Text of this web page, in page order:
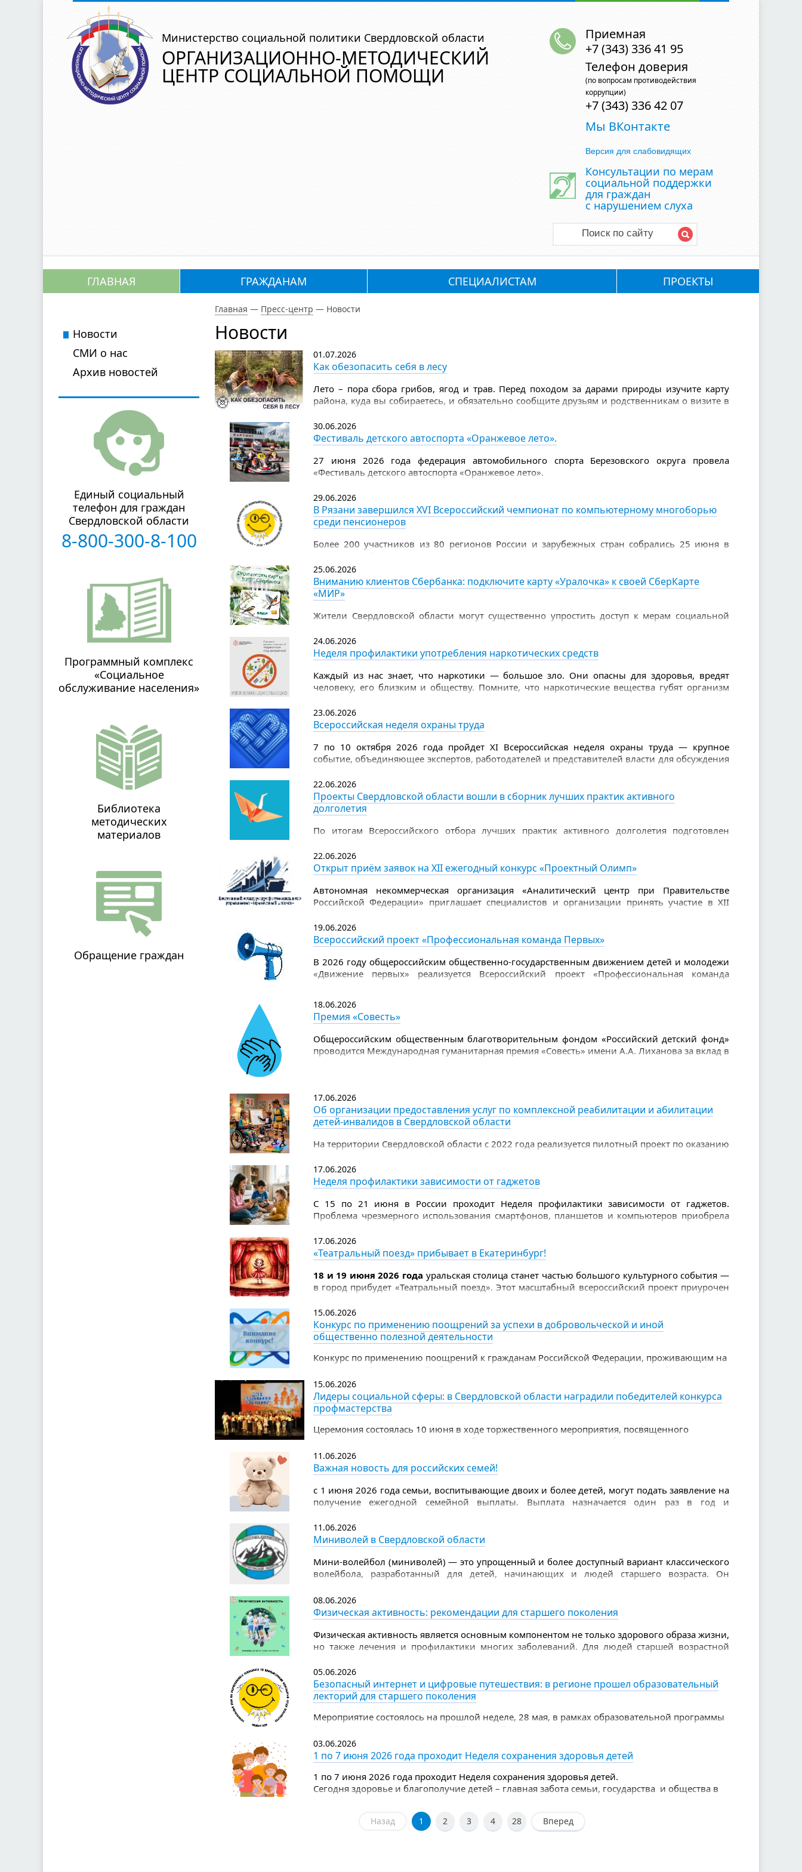
Министерство социальной политики Свердловской области
ОРГАНИЗАЦИОННО-МЕТОДИЧЕСКИЙ
ЦЕНТР СОЦИАЛЬНОЙ ПОМОЩИ
Приемная
+7 (343) 336 41 95
Телефон доверия
(по вопросам противодействия
коррупции)
+7 (343) 336 42 07
Мы ВКонтакте
Версия для слабовидящих
Консультации по мерам
социальной поддержки
для граждан
с нарушением слуха
Поиск по сайту
ГЛАВНАЯ ГРАЖДАНАМ СПЕЦИАЛИСТАМ ПРОЕКТЫ
Главная — Пресс-центр — Новости
Новости
01.07.2026
Как обезопасить себя в лесу
Лето – пора сбора грибов, ягод и трав. Перед походом за дарами природы изучите карту
района, куда вы собираетесь, и обязательно сообщите друзьям и родственникам о визите в
дождевик, лекарства, которые вы ежедневно принимаете (их нужно брать с собой с запасом
на 2–3 дня), еще положите пару пластырей, аэрозоль от насекомых, свисток, нож, фонарик.
Надевайте в лес всегда яркую одежду с длинными рукавами, так вы будете заметнее.
30.06.2026
Фестиваль детского автоспорта «Оранжевое лето».
27 июня 2026 года федерация автомобильного спорта Березовского округа провела
«Фестиваль детского автоспорта «Оранжевое лето».
29.06.2026
В Рязани завершился XVI Всероссийский чемпионат по компьютерному многоборью
среди пенсионеров
Более 200 участников из 80 регионов России и зарубежных стран собрались 25 июня в
чемпионата по компьютерному многоборью среди пенсионеров.
25.06.2026
Вниманию клиентов Сбербанка: подключите карту «Уралочка» к своей СберКарте
«МИР»
Жители Свердловской области могут существенно упростить доступ к мерам социальной
Такая возможность доступна в личном кабинете Сбербанк Онлайн для владельцев
дебетовой СберКарты «МИР».
24.06.2026
Неделя профилактики употребления наркотических средств
Каждый из нас знает, что наркотики — большое зло. Они опасны для здоровья, вредят
человеку, его близким и обществу. Помните, что наркотические вещества губят организм
наркотиков страдает головной мозг, появляется слабоумие, проблемы с памятью, агрессия.
23.06.2026
Всероссийская неделя охраны труда
7 по 10 октября 2026 года пройдет XI Всероссийская неделя охраны труда — крупное
событие, объединяющее экспертов, работодателей и представителей власти для обсуждения
Организатором мероприятия выступает Министерство труда и социальной защиты
Российской Федерации, оператором — Фонд Росконгресс
22.06.2026
Проекты Свердловской области вошли в сборник лучших практик активного
долголетия
По итогам Всероссийского отбора лучших практик активного долголетия подготовлен
представлены проекты Свердловской области: «Йога на стуле» (Комплексный центр
социального обслуживания города Лесного) и «Школа пожилого возраста» (Министерство
социальной политики Свердловской области совместно с Организационно-методическим
центром социальной помощи).
22.06.2026
Открыт приём заявок на XII ежегодный конкурс «Проектный Олимп»
Автономная некоммерческая организация «Аналитический центр при Правительстве
Российской Федерации» приглашает специалистов и организации принять участие в XII
площадка для обмена опытом, объективной оценки своих компетенций и демонстрации
лучших управленческих практик.
19.06.2026
Всероссийский проект «Профессиональная команда Первых»
В 2026 году общероссийским общественно-государственным движением детей и молодежи
«Движение первых» реализуется Всероссийский проект «Профессиональная команда
воспитательную и организационную работу с детьми и молодежью, в том числе в рамках
деятельности Движения Первых.
18.06.2026
Премия «Совесть»
Общероссийским общественным благотворительным фондом «Российский детский фонд»
проводится Международная гуманитарная премия «Совесть» имени А.А. Лиханова за вклад в
детям, и укрепить ценности милосердия
и ответственности.
17.06.2026
Об организации предоставления услуг по комплексной реабилитации и абилитации
детей-инвалидов в Свердловской области
На территории Свердловской области с 2022 года реализуется пилотный проект по оказанию
17.06.2026
Неделя профилактики зависимости от гаджетов
С 15 по 21 июня в России проходит Неделя профилактики зависимости от гаджетов.
Проблема чрезмерного использования смартфонов, планшетов и компьютеров приобрела
родителей.
17.06.2026
«Театральный поезд» прибывает в Екатеринбург!
18 и 19 июня 2026 года уральская столица станет частью большого культурного события —
в город прибудет «Театральный поезд». Этот масштабный всероссийский проект приурочен
прикоснуться к миру театра.
15.06.2026
Конкурс по применению поощрений за успехи в добровольческой и иной
общественно полезной деятельности
Конкурс по применению поощрений к гражданам Российской Федерации, проживающим на
территории Свердловской области, за успехи в добровольческой (волонтерской) и иной
общественно полезной деятельности
15.06.2026
Лидеры социальной сферы: в Свердловской области наградили победителей конкурса
профмастерства
Церемония состоялась 10 июня в ходе торжественного мероприятия, посвященного
празднованию Дня социального работника. Почетные награды победителям вручила
заместитель Губернатора Свердловской области — Министр здравоохранения Свердловской
области Татьяна Савинова.
11.06.2026
Важная новость для российских семей!
с 1 июня 2026 года семьи, воспитывающие двоих и более детей, могут подать заявление на
получение ежегодной семейной выплаты. Выплата назначается один раз в год и
11.06.2026
Миниволей в Свердловской области
Мини-волейбол (миниволей) — это упрощенный и более доступный вариант классического
волейбола, разработанный для детей, начинающих и людей старшего возраста. Он
объемного мяча, что снижает нагрузку на суставы и позволяет избежать травм.
08.06.2026
Физическая активность: рекомендации для старшего поколения
Физическая активность является основным компонентом не только здорового образа жизни,
но также лечения и профилактики многих заболеваний. Для людей старшей возрастной
05.06.2026
Безопасный интернет и цифровые путешествия: в регионе прошел образовательный
лекторий для старшего поколения
Мероприятие состоялось на прошлой неделе, 28 мая, в рамках образовательной программы
по компьютерному многоборью среди пенсионеров.
03.06.2026
1 по 7 июня 2026 года проходит Неделя сохранения здоровья детей
1 по 7 июня 2026 года проходит Неделя сохранения здоровья детей.
Сегодня здоровье и благополучие детей – главная забота семьи, государства и общества в
Назад 1 2 3 4 28 Вперед
Новости
СМИ о нас
Архив новостей
Единый социальный
телефон для граждан
Свердловской области
8-800-300-8-100
Программный комплекс
«Социальное
обслуживание населения»
Библиотека
методических
материалов
Обращение граждан